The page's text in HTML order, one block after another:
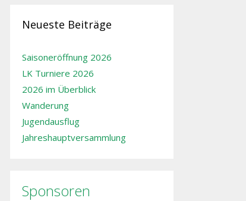
Neueste Beiträge
Saisoneröffnung 2026
LK Turniere 2026
2026 im Überblick
Wanderung
Jugendausflug
Jahreshauptversammlung
Sponsoren